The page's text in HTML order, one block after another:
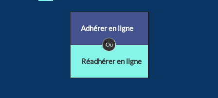
Adhérer en ligne
Ou
Réadhérer en ligne